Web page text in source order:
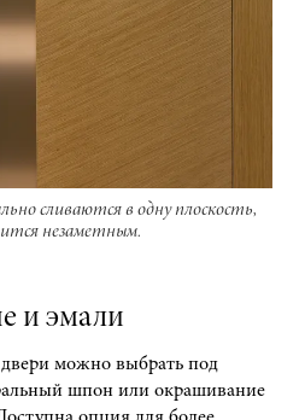
сливаются в одну плоскость,
незаметным.
и эмали
можно выбрать под
шпон или окрашивание